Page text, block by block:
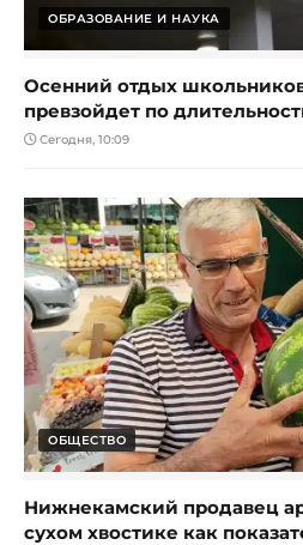
ОБРАЗОВАНИЕ И НАУКА
Осенний отдых
превзойдет по
Сегодня, 10:09
ОБЩЕСТВО
Нижнекамский продавец
сухом хвостике как